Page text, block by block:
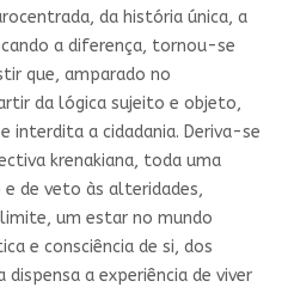
da história única, a
a diferença, tornou-se
que, amparado no
da lógica sujeito e objeto,
interdita a cidadania. Deriva-se
krenakiana, toda uma
de veto às alteridades,
um estar no mundo
e consciência de si, dos
a experiência de viver